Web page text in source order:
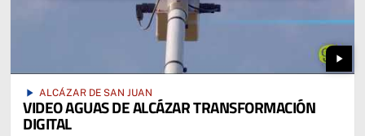
play_arrow
play_arrow ALCÁZAR DE SAN JUAN
VIDEO AGUAS DE ALCÁZAR TRANSFORMACIÓN
DIGITAL